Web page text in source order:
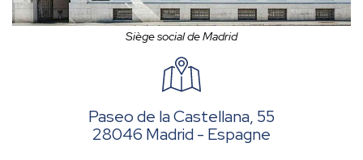
Siège social de Madrid
Paseo de la Castellana, 55
28046 Madrid - Espagne